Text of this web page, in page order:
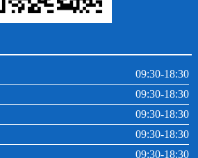
09:30-18:30
09:30-18:30
09:30-18:30
09:30-18:30
09:30-18:30